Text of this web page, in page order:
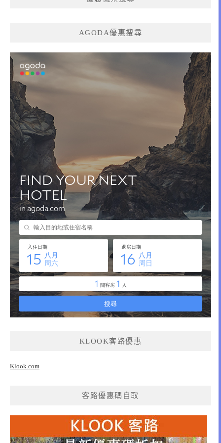
AGODA優惠搜尋
KLOOK客路優惠
Klook.com
客路優惠碼自取